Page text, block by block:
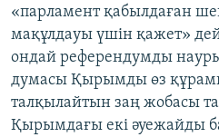
«парламент қабылдаған
мақұлдауы үшін қажет»
ондай референдумды
думасы Қырымды өз
талқылайтын заң жобасы
Қырымдағы екі әуежайды